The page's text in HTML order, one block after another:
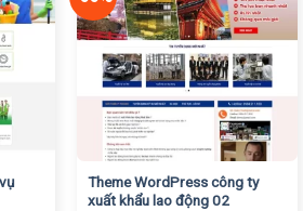
Theme WordPress công ty
xuất khẩu lao động 02